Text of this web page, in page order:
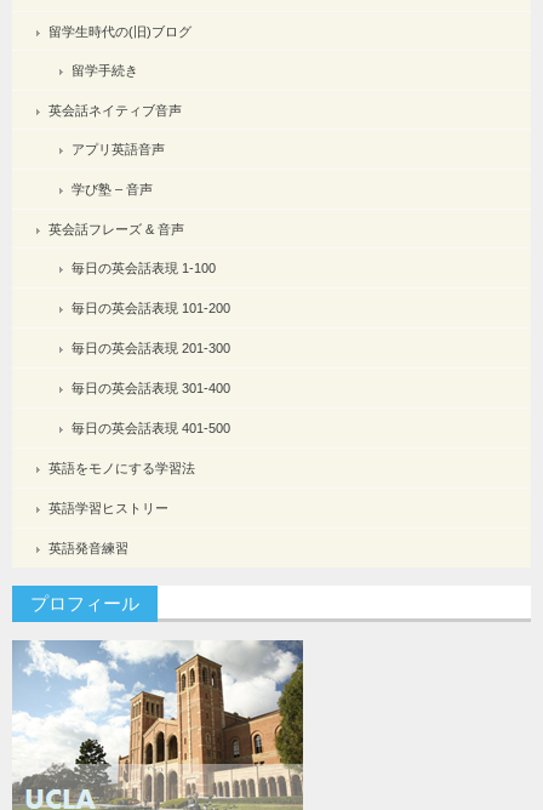
留学生時代の(旧)ブログ
留学手続き
英会話ネイティブ音声
アプリ英語音声
学び塾 – 音声
英会話フレーズ & 音声
毎日の英会話表現 1-100
毎日の英会話表現 101-200
毎日の英会話表現 201-300
毎日の英会話表現 301-400
毎日の英会話表現 401-500
英語をモノにする学習法
英語学習ヒストリー
英語発音練習
プロフィール